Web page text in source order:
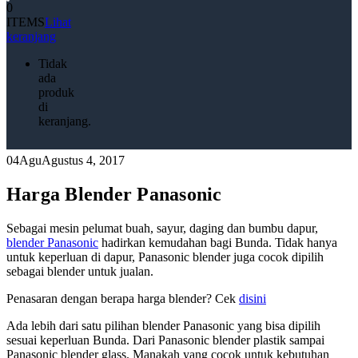
0
ITEMSLihat
keranjang
Tidak
ada
produk
di
keranjang.
04AguAgustus 4, 2017
Harga Blender Panasonic
Sebagai mesin pelumat buah, sayur, daging dan bumbu dapur,
blender Panasonic hadirkan kemudahan bagi Bunda. Tidak hanya
untuk keperluan di dapur, Panasonic blender juga cocok dipilih
sebagai blender untuk jualan.
Penasaran dengan berapa harga blender? Cek disini
Ada lebih dari satu pilihan blender Panasonic yang bisa dipilih
sesuai keperluan Bunda. Dari Panasonic blender plastik sampai
Panasonic blender glass. Manakah yang cocok untuk kebutuhan